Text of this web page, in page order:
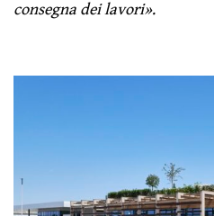
consegna dei lavori».